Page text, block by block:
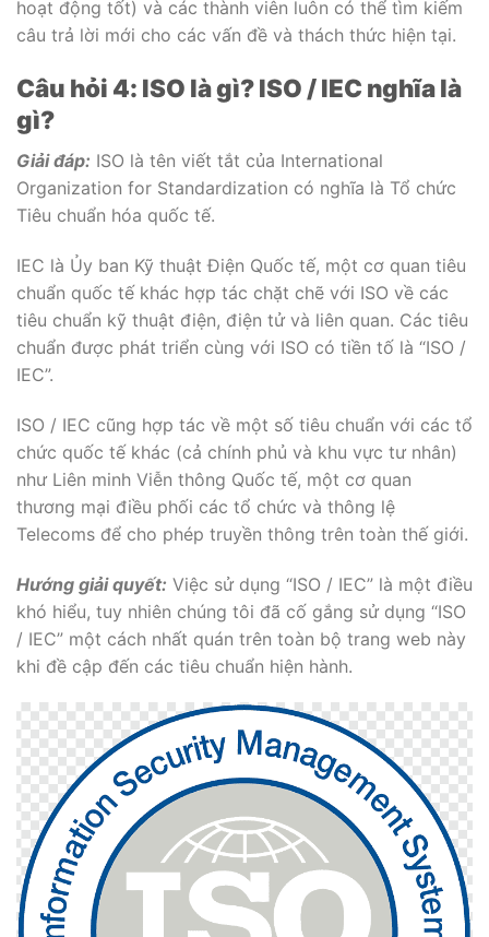
hoạt động tốt) và các thành viên luôn có thể tìm kiếm
câu trả lời mới cho các vấn đề và thách thức hiện tại.
Câu hỏi 4: ISO là gì? ISO / IEC nghĩa là
gì?
Giải đáp: ISO là tên viết tắt của International
Organization for Standardization có nghĩa là Tổ chức
Tiêu chuẩn hóa quốc tế.
IEC là Ủy ban Kỹ thuật Điện Quốc tế, một cơ quan tiêu
chuẩn quốc tế khác hợp tác chặt chẽ với ISO về các
tiêu chuẩn kỹ thuật điện, điện tử và liên quan. Các tiêu
chuẩn được phát triển cùng với ISO có tiền tố là “ISO /
IEC”.
ISO / IEC cũng hợp tác về một số tiêu chuẩn với các tổ
chức quốc tế khác (cả chính phủ và khu vực tư nhân)
như Liên minh Viễn thông Quốc tế, một cơ quan
thương mại điều phối các tổ chức và thông lệ
Telecoms để cho phép truyền thông trên toàn thế giới.
Hướng giải quyết: Việc sử dụng “ISO / IEC” là một điều
khó hiểu, tuy nhiên chúng tôi đã cố gắng sử dụng “ISO
/ IEC” một cách nhất quán trên toàn bộ trang web này
khi đề cập đến các tiêu chuẩn hiện hành.